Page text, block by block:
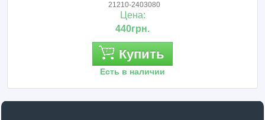
21210-2403080
Цена:
440грн.
Купить
Есть в наличии